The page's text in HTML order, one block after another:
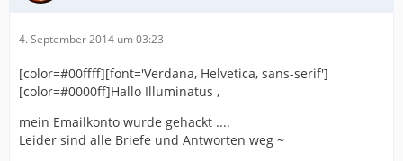
4. September 2014 um 03:23
[color=#00ffff][font='Verdana, Helvetica, sans-serif']
[color=#0000ff]Hallo Illuminatus ,
mein Emailkonto wurde gehackt ....
Leider sind alle Briefe und Antworten weg ~